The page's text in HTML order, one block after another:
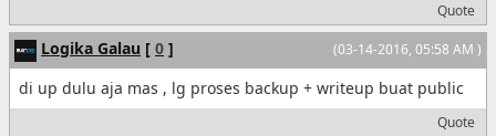
Quote
(03-14-2016, 05:58 AM )
Logika Galau [ 0 ]
di up dulu aja mas , lg proses backup + writeup buat public
Quote